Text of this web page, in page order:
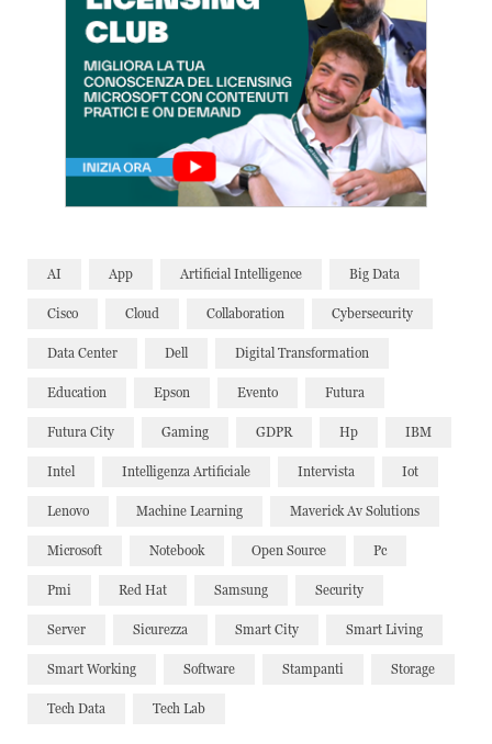
AI App Artificial Intelligence Big Data
Cisco Cloud Collaboration Cybersecurity
Data Center Dell Digital Transformation
Education Epson Evento Futura
Futura City Gaming GDPR Hp IBM
Intel Intelligenza Artificiale Intervista Iot
Lenovo Machine Learning Maverick Av Solutions
Microsoft Notebook Open Source Pc
Pmi Red Hat Samsung Security
Server Sicurezza Smart City Smart Living
Smart Working Software Stampanti Storage
Tech Data Tech Lab